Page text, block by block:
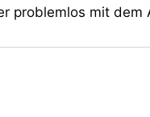
problemlos mit dem